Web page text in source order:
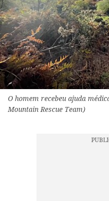
O homem recebeu ajuda
Mountain Rescue Team)